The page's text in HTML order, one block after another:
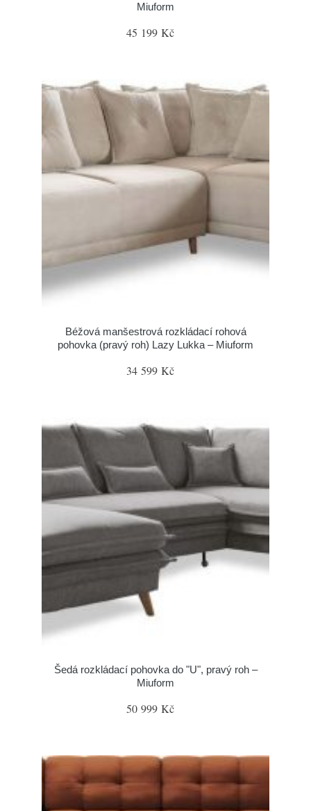
Miuform
45 199 Kč
Béžová manšestrová rozkládací rohová
pohovka (pravý roh) Lazy Lukka – Miuform
34 599 Kč
Šedá rozkládací pohovka do "U", pravý roh –
Miuform
50 999 Kč